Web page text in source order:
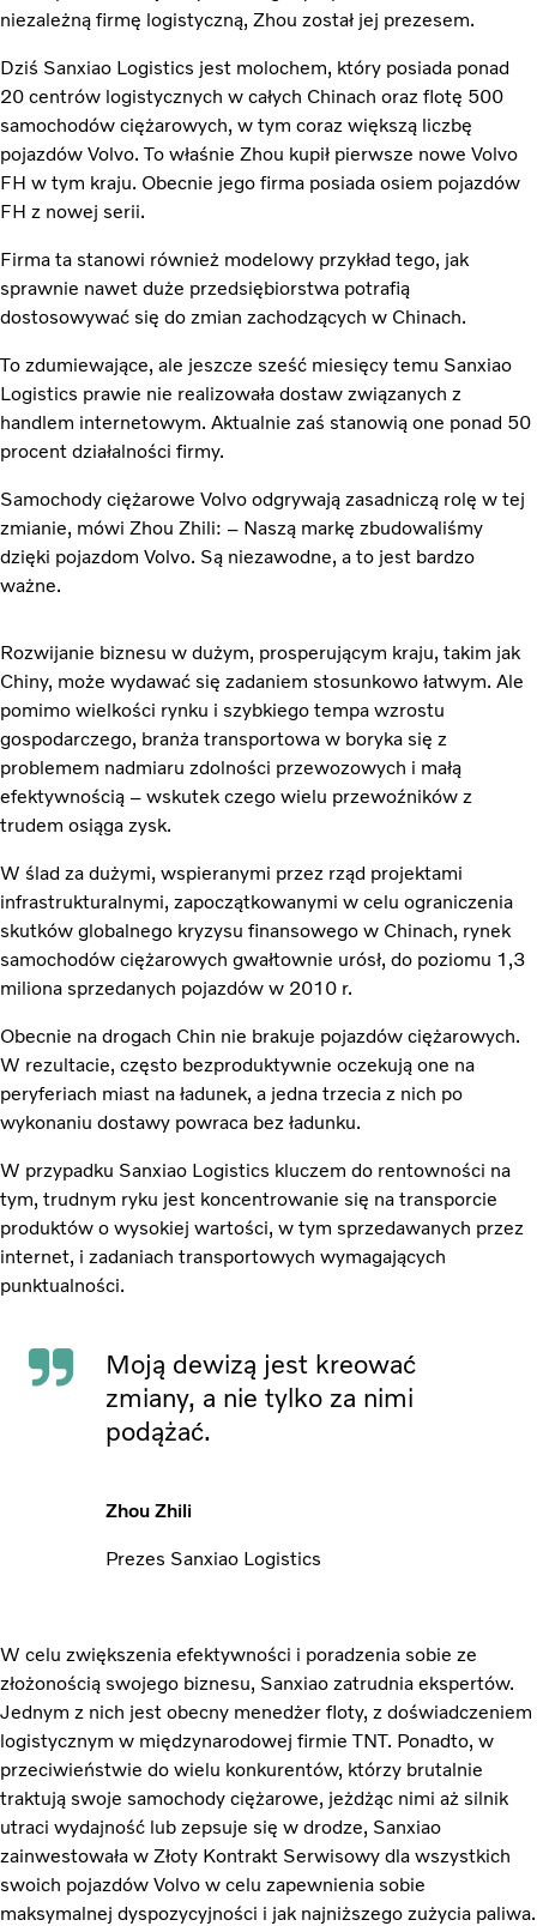
niezależną firmę logistyczną, Zhou został jej prezesem.
Dziś Sanxiao Logistics jest molochem, który posiada ponad
20 centrów logistycznych w całych Chinach oraz flotę 500
samochodów ciężarowych, w tym coraz większą liczbę
pojazdów Volvo. To właśnie Zhou kupił pierwsze nowe Volvo
FH w tym kraju. Obecnie jego firma posiada osiem pojazdów
FH z nowej serii.
Firma ta stanowi również modelowy przykład tego, jak
sprawnie nawet duże przedsiębiorstwa potrafią
dostosowywać się do zmian zachodzących w Chinach.
To zdumiewające, ale jeszcze sześć miesięcy temu Sanxiao
Logistics prawie nie realizowała dostaw związanych z
handlem internetowym. Aktualnie zaś stanowią one ponad 50
procent działalności firmy.
Samochody ciężarowe Volvo odgrywają zasadniczą rolę w tej
zmianie, mówi Zhou Zhili: – Naszą markę zbudowaliśmy
dzięki pojazdom Volvo. Są niezawodne, a to jest bardzo
ważne.
Rozwijanie biznesu w dużym, prosperującym kraju, takim jak
Chiny, może wydawać się zadaniem stosunkowo łatwym. Ale
pomimo wielkości rynku i szybkiego tempa wzrostu
gospodarczego, branża transportowa w boryka się z
problemem nadmiaru zdolności przewozowych i małą
efektywnością – wskutek czego wielu przewoźników z
trudem osiąga zysk.
W ślad za dużymi, wspieranymi przez rząd projektami
infrastrukturalnymi, zapoczątkowanymi w celu ograniczenia
skutków globalnego kryzysu finansowego w Chinach, rynek
samochodów ciężarowych gwałtownie urósł, do poziomu 1,3
miliona sprzedanych pojazdów w 2010 r.
Obecnie na drogach Chin nie brakuje pojazdów ciężarowych.
W rezultacie, często bezproduktywnie oczekują one na
peryferiach miast na ładunek, a jedna trzecia z nich po
wykonaniu dostawy powraca bez ładunku.
W przypadku Sanxiao Logistics kluczem do rentowności na
tym, trudnym ryku jest koncentrowanie się na transporcie
produktów o wysokiej wartości, w tym sprzedawanych przez
internet, i zadaniach transportowych wymagających
punktualności.
Moją dewizą jest kreować
zmiany, a nie tylko za nimi
podążać.
Zhou Zhili
Prezes Sanxiao Logistics
W celu zwiększenia efektywności i poradzenia sobie ze
złożonością swojego biznesu, Sanxiao zatrudnia ekspertów.
Jednym z nich jest obecny menedżer floty, z doświadczeniem
logistycznym w międzynarodowej firmie ­TNT. Ponadto, w
przeciwieństwie do wielu konkurentów, którzy brutalnie
traktują swoje samochody ciężarowe, jeżdżąc nimi aż silnik
utraci wydajność lub zepsuje się w drodze, Sanxiao
zainwestowała w Złoty Kontrakt Serwisowy dla wszystkich
swoich pojazdów Volvo w celu zapewnienia sobie
maksymalnej dyspozycyjności i jak najniższego zużycia paliwa.